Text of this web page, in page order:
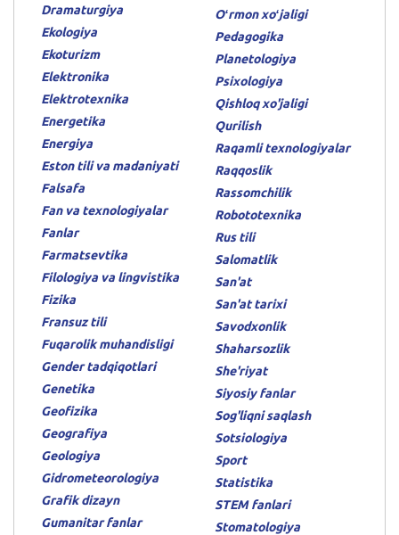
Dramaturgiya
Ekologiya
Ekoturizm
Elektronika
Elektrotexnika
Energetika
Energiya
Eston tili va madaniyati
Falsafa
Fan va texnologiyalar
Fanlar
Farmatsevtika
Filologiya va lingvistika
Fizika
Fransuz tili
Fuqarolik muhandisligi
Gender tadqiqotlari
Genetika
Geofizika
Geografiya
Geologiya
Gidrometeorologiya
Grafik dizayn
Gumanitar fanlar
Oʻrmon xoʻjaligi
Pedagogika
Planetologiya
Psixologiya
Qishloq xo'jaligi
Qurilish
Raqamli texnologiyalar
Raqqoslik
Rassomchilik
Robototexnika
Rus tili
Salomatlik
San'at
San'at tarixi
Savodxonlik
Shaharsozlik
She'riyat
Siyosiy fanlar
Sog'liqni saqlash
Sotsiologiya
Sport
Statistika
STEM fanlari
Stomatologiya